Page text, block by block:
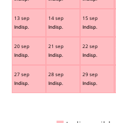
13 sep
Indisp.
14 sep
Indisp.
15 sep
Indisp.
20 sep
Indisp.
21 sep
Indisp.
22 sep
Indisp.
27 sep
Indisp.
28 sep
Indisp.
29 sep
Indisp.